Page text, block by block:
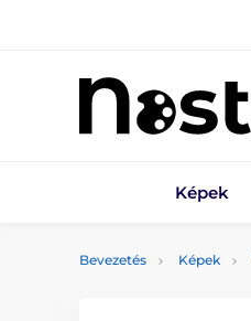
Képek
Bevezetés Képek